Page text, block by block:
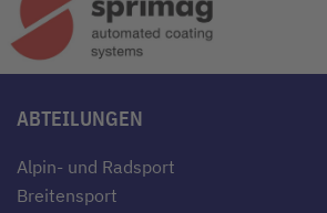
ABTEILUNGEN
Alpin- und Radsport
Breitensport